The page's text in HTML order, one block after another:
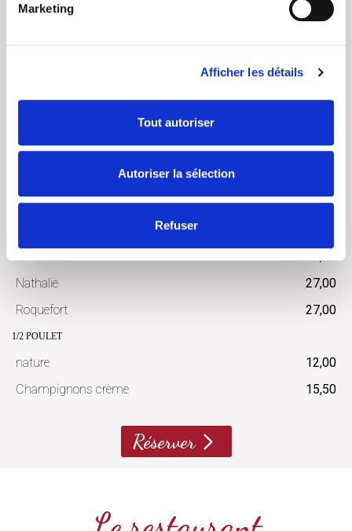
Marketing
Afficher les détails
Tout autoriser
Autoriser la sélection
Refuser
Maison 2 couverts minimum
23,00
Nathalie
23,00
23,00
poivre vert crème
25,50
Champignons Crème
Provençale
25,50
béarnaise 2 couverts minimum
Maison 2 couverts minimum
27,00
Nathalie
27,00
Roquefort
27,00
1/2 POULET
nature
12,00
Champignons crème
15,50
Réserver